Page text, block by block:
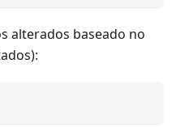
alterados baseado no